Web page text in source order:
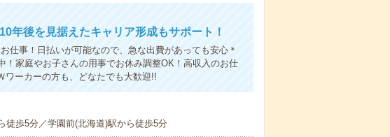
年後を見据えたキャリア形成もサポート！
仕事！日払いが可能なので、急な出費があっても安心＊
家庭やお子さんの用事でお休み調整OK！高収入のお仕
ワーカーの方も、どなたでも大歓迎!!
徒歩5分／学園前(北海道)駅から徒歩5分